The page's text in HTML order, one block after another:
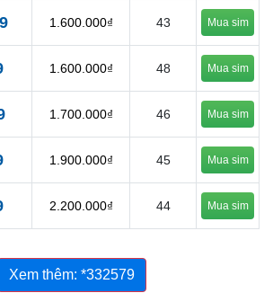
1.600.000₫ 43 Mua sim
1.600.000₫ 48 Mua sim
1.700.000₫ 46 Mua sim
1.900.000₫ 45 Mua sim
2.200.000₫ 44 Mua sim
Xem thêm: *332579